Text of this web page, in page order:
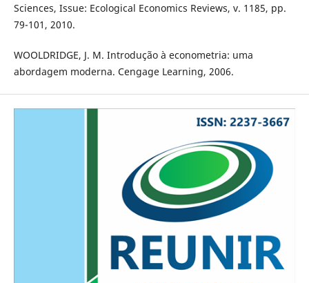
Sciences, Issue: Ecological Economics Reviews, v. 1185, pp.
79-101, 2010.
WOOLDRIDGE, J. M. Introdução à econometria: uma
abordagem moderna. Cengage Learning, 2006.